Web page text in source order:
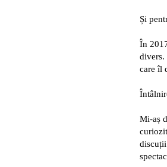
Și
În
divers.
care îl
Mi-aș